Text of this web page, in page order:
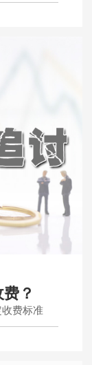
？
费标准